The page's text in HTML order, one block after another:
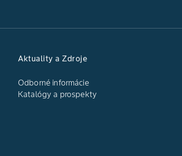
Aktuality a Zdroje
Odborné informácie
Katalógy a prospekty